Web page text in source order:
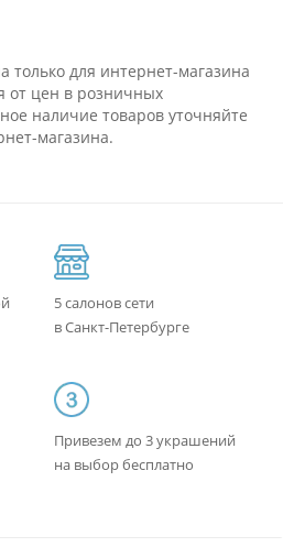
только для интернет-магазина
от цен в розничных
наличие товаров уточняйте
магазина.
5 салонов сети
в Санкт-Петербурге
Привезем до 3 украшений
на выбор бесплатно